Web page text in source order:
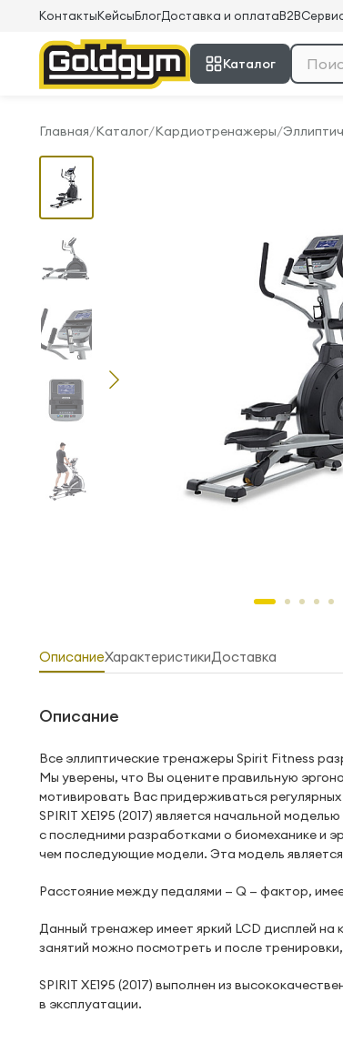
КонтактыКейсыБлогДоставка и оплатаB2B
Каталог
Главная/Каталог/Кардиотренажеры/
ОписаниеХарактеристикиДоставка
Описание
Все эллиптические тренажеры Spirit Fitness
Мы уверены, что Вы оцените правильную
мотивировать Вас придерживаться
SPIRIT XE195 (2017) является начальной
с последними разработками о биомеханике и
чем последующие модели. Эта модель
Расстояние между педалями — Q — фактор,
Данный тренажер имеет яркий LCD дисплей
занятий можно посмотреть и после
SPIRIT XE195 (2017) выполнен из
в эксплуатации.